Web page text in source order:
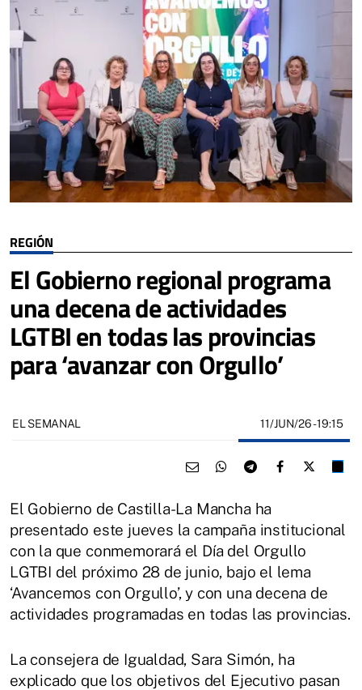
REGIÓN
El Gobierno regional programa
una decena de actividades
LGTBI en todas las provincias
para ‘avanzar con Orgullo’
EL SEMANAL 11/JUN/26- 19:15
El Gobierno de Castilla-La Mancha ha
presentado este jueves la campaña institucional
con la que conmemorará el Día del Orgullo
LGTBI del próximo 28 de junio, bajo el lema
‘Avancemos con Orgullo’, y con una decena de
actividades programadas en todas las provincias.
La consejera de Igualdad, Sara Simón, ha
explicado que los objetivos del Ejecutivo pasan